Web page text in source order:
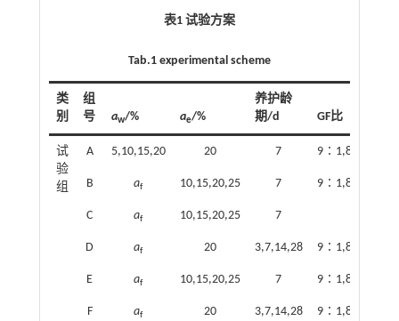
表1 试验方案
Tab.1 experimental scheme
类
别
组
号
aw/% ae/%
养护龄
期/d
GF比
试
验
组
A 5,10,15,20 20 7
B af 10,15,20,25 7
C af 10,15,20,25 7
D af 20 3,7,14,28
E af 10,15,20,25 7
F af 20 3,7,14,28